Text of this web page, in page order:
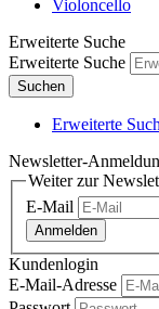
Violoncello
Erweiterte Suche
Erweiterte Suche
Suchen
Erweiterte
Newsletter-
Weiter zur
E-Mail
Anmelden
Kundenlogin
E-Mail-Adresse